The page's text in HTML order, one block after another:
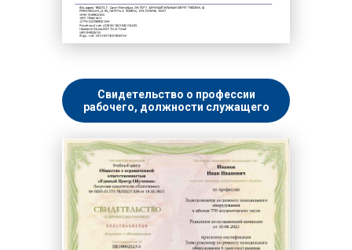
Свидетельство о профессии
рабочего, должности служащего